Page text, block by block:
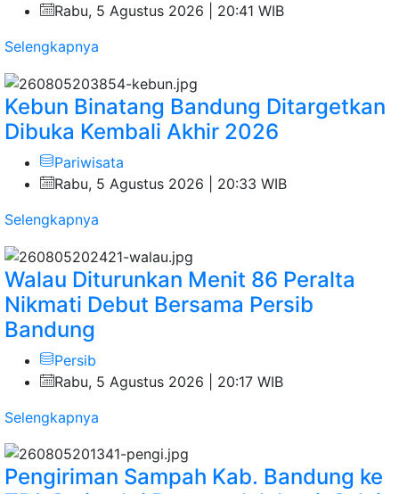
Rabu, 5 Agustus 2026 | 20:41 WIB
Selengkapnya
Kebun Binatang Bandung Ditargetkan
Dibuka Kembali Akhir 2026 ‎
Pariwisata
Rabu, 5 Agustus 2026 | 20:33 WIB
Selengkapnya
Walau Diturunkan Menit 86 Peralta
Nikmati Debut Bersama Persib
Bandung
Persib
Rabu, 5 Agustus 2026 | 20:17 WIB
Selengkapnya
Pengiriman Sampah Kab. Bandung ke